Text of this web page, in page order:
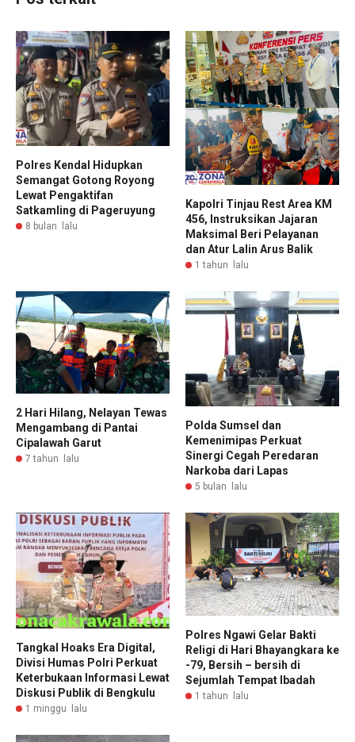
Polres Kendal Hidupkan
Semangat Gotong Royong
Lewat Pengaktifan
Satkamling di Pageruyung
8 bulan lalu
Kapolri Tinjau Rest Area KM
456, Instruksikan Jajaran
Maksimal Beri Pelayanan
dan Atur Lalin Arus Balik
1 tahun lalu
2 Hari Hilang, Nelayan Tewas
Mengambang di Pantai
Cipalawah Garut
7 tahun lalu
Polda Sumsel dan
Kemenimipas Perkuat
Sinergi Cegah Peredaran
Narkoba dari Lapas
5 bulan lalu
Tangkal Hoaks Era Digital,
Divisi Humas Polri Perkuat
Keterbukaan Informasi Lewat
Diskusi Publik di Bengkulu
1 minggu lalu
Polres Ngawi Gelar Bakti
Religi di Hari Bhayangkara ke
-79, Bersih – bersih di
Sejumlah Tempat Ibadah
1 tahun lalu